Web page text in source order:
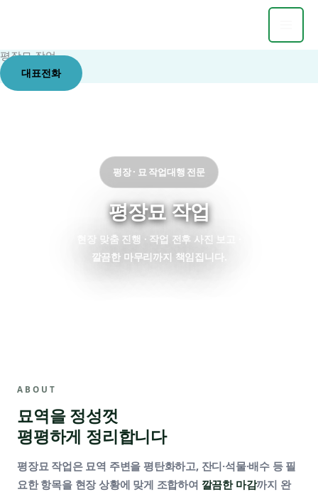
로
건
평장묘 작업
대표전화
평장 · 묘 작업대행 전문
평장묘 작업
현장 맞춤 진행 · 작업 전후 사진 보고 ·
깔끔한 마무리까지 책임집니다.
ABOUT
묘역을 정성껏
평평하게 정리합니다
평장묘 작업은 묘역 주변을 평탄화하고, 잔디·석물·배수 등 필
요한 항목을 현장 상황에 맞게 조합하여 깔끔한 마감까지 완